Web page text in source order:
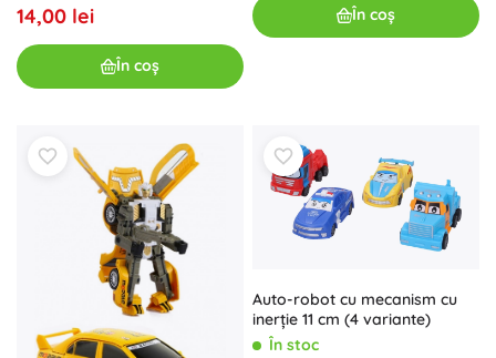
14,00 lei
În coș
În coș
Auto-robot cu mecanism cu
inerție 11 cm (4 variante)
În stoc